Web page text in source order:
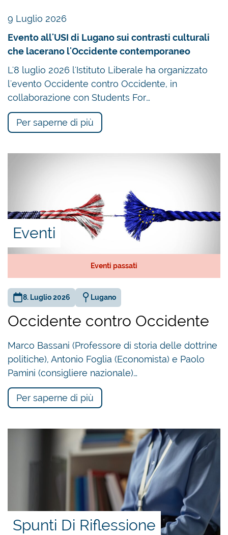
trasferire il biglietto a un altro ospite, se
necessario. Esiste una lista d’attesa. Se il
trasferimento a un altro ospite è possibile, il
prezzo del biglietto può essere rimborsato. In
caso contrario, si applicano i presenti termini e
condizioni, riportati anche sul biglietto.
Alla vendita dei biglietti
Javier Milei parlerà in spagnolo. La traduzione
9 Luglio 2026
Evento all'USI di Lugano sui contrasti culturali
che lacerano l'Occidente contemporaneo
L'8 luglio 2026 l'Istituto Liberale ha organizzato
l'evento Occidente contro Occidente, in
collaborazione con Students For…
Per saperne di più
Eventi passati
Eventi
8. Luglio 2026 Lugano
Occidente contro Occidente
Marco Bassani (Professore di storia delle dottrine
politiche), Antonio Foglia (Economista) e Paolo
Pamini (consigliere nazionale)…
Per saperne di più
Spunti Di Riflessione